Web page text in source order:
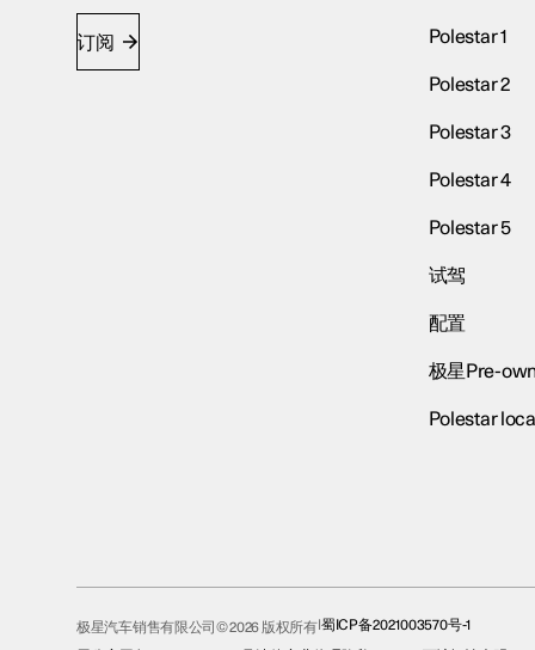
订阅 Polestar 1
Polestar 2
Polestar 3
Polestar 4
Polestar 5
试驾
配置
极星Pre-
Polestar
极星汽车销售有限公司© 2026 版权所有 蜀ICP备2021003570号-1